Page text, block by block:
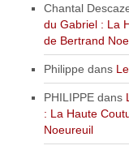
Chantal
du Gabriel : La
de Bertrand
Philippe dans
PHILIPPE dans
: La Haute
Noeureuil